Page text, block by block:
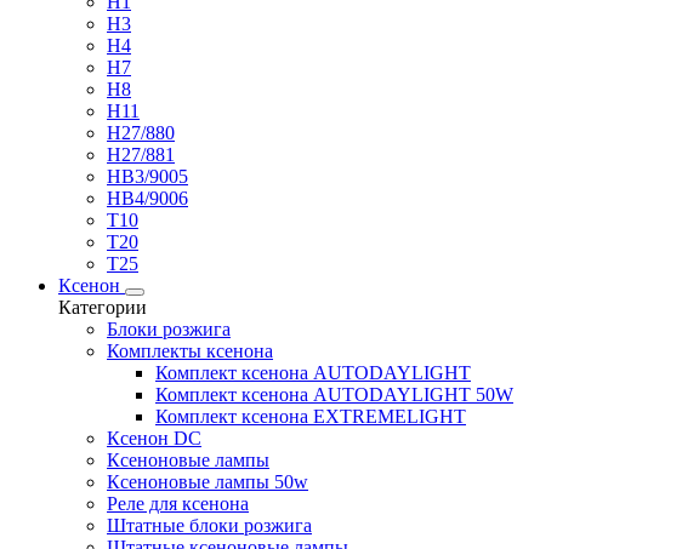
H3
H4
H7
H8
H11
H27/880
H27/881
HB3/9005
HB4/9006
T10
T20
T25
Ксенон
Категории
Блоки розжига
Комплекты ксенона
Комплект ксенона AUTODAYLIGHT
Комплект ксенона AUTODAYLIGHT 50W
Комплект ксенона EXTREMELIGHT
Ксенон DC
Ксеноновые лампы
Ксеноновые лампы 50w
Реле для ксенона
Штатные блоки розжига